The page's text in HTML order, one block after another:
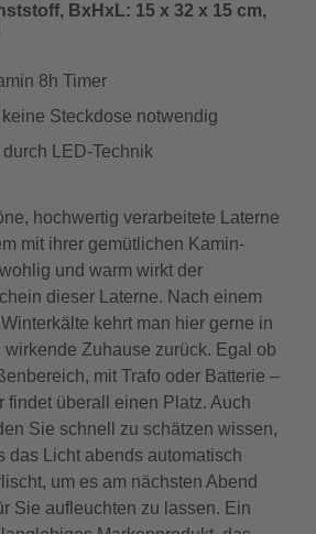
BxHxL: 15 x 32 x 15 cm,
8h Timer
Steckdose notwendig
LED-Technik
hochwertig verarbeitete Laterne
mit ihrer gemütlichen Kamin-
und warm wirkt der
dieser Laterne. Nach einem
kehrt man hier gerne in
Zuhause zurück. Egal ob
mit Trafo oder Batterie –
findet überall einen Platz. Auch
Sie schnell zu schätzen wissen,
das Licht abends automatisch
um es am nächsten Abend
Sie aufleuchten zu lassen. Ein